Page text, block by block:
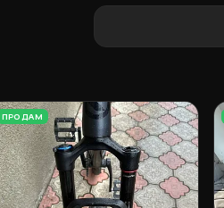
ПРОДАМ